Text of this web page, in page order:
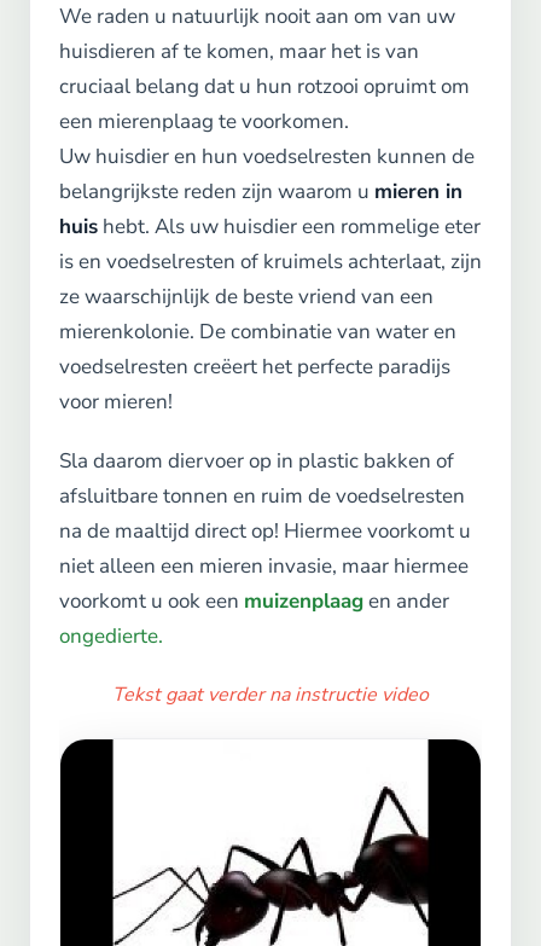
We raden u natuurlijk nooit aan om van uw
huisdieren af te komen, maar het is van
cruciaal belang dat u hun rotzooi opruimt om
een mierenplaag te voorkomen.
Uw huisdier en hun voedselresten kunnen de
belangrijkste reden zijn waarom u mieren in
huis hebt. Als uw huisdier een rommelige eter
is en voedselresten of kruimels achterlaat, zijn
ze waarschijnlijk de beste vriend van een
mierenkolonie. De combinatie van water en
voedselresten creëert het perfecte paradijs
voor mieren!
Sla daarom diervoer op in plastic bakken of
afsluitbare tonnen en ruim de voedselresten
na de maaltijd direct op! Hiermee voorkomt u
niet alleen een mieren invasie, maar hiermee
voorkomt u ook een muizenplaagen ander
ongedierte.
Tekst gaat verder na instructie video